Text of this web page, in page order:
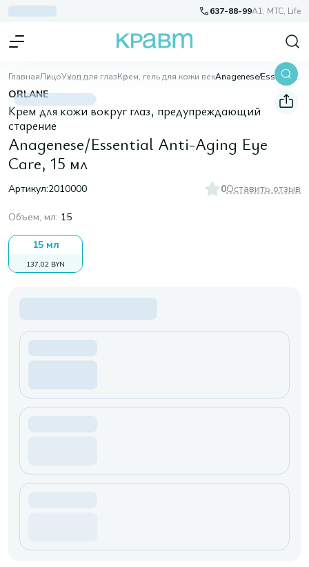
637-88-99A1, МТС, Life
ГлавнаяЛицоУход для глазКрем, гель для кожи век Anagenese/Essential Anti-Aging Eye Care, 15 мл
ORLANE
Крем для кожи вокруг глаз, предупреждающий
старение
Anagenese/Essential Anti-Aging Eye
Care, 15 мл
Артикул:2010000 0Оставить отзыв
Объем, мл: 15
15 мл
137,02 BYN